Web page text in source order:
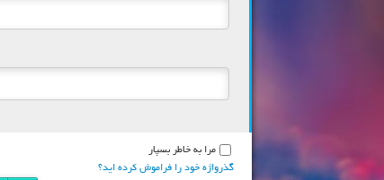
مرا به خاطر بسپار
گذرواژه خود را فراموش کرده اید؟